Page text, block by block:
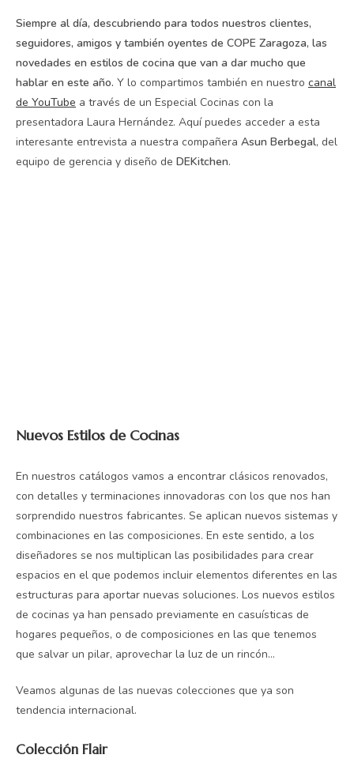
Siempre al día, descubriendo para todos nuestros clientes,
seguidores, amigos y también oyentes de COPE Zaragoza, las
novedades en estilos de cocina que van a dar mucho que
hablar en este año. Y lo compartimos también en nuestro canal
de YouTube a través de un Especial Cocinas con la
presentadora Laura Hernández. Aquí puedes acceder a esta
interesante entrevista a nuestra compañera Asun Berbegal, del
equipo de gerencia y diseño de DEKitchen.
Nuevos Estilos de Cocinas
En nuestros catálogos vamos a encontrar clásicos renovados,
con detalles y terminaciones innovadoras con los que nos han
sorprendido nuestros fabricantes. Se aplican nuevos sistemas y
combinaciones en las composiciones. En este sentido, a los
diseñadores se nos multiplican las posibilidades para crear
espacios en el que podemos incluir elementos diferentes en las
estructuras para aportar nuevas soluciones. Los nuevos estilos
de cocinas ya han pensado previamente en casuísticas de
hogares pequeños, o de composiciones en las que tenemos
que salvar un pilar, aprovechar la luz de un rincón…
Veamos algunas de las nuevas colecciones que ya son
tendencia internacional.
Colección Flair